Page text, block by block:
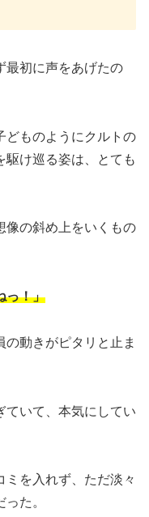
最初に声をあげたの
どものようにクルトの
駆け巡る姿は、とても
像の斜め上をいくもの
っ！」
動きがピタリと止ま
ていて、本気にしてい
ミを入れず、ただ淡々
た。